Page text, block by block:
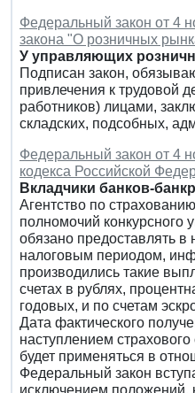
Федеральный закон от 4
закона "О розничных
У управляющих
Подписан закон,
привлечения к трудовой
работников) лицами,
складских, подсобных,
Федеральный закон от 4
кодекса Российской
Вкладчики банков-
Агентство по
полномочий конкурсного
обязано предоставлять
налоговым периодом,
производились такие
счетах в рублях,
годовых, и по счетам
Дата фактического
наступлением
будет применяться в
Федеральный закон
исключением положений,